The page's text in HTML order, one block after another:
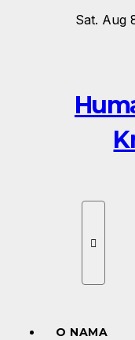
Sat. Aug
O NAMA